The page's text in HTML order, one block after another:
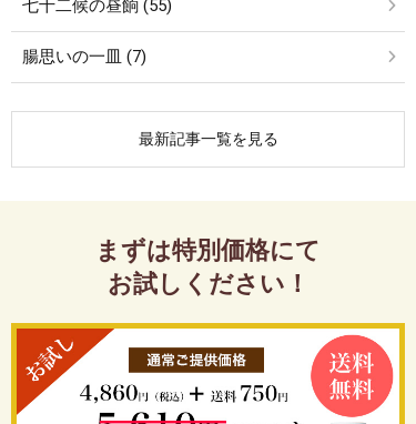
七十二候の昼餉 (55)
腸思いの一皿 (7)
最新記事一覧を見る
まずは特別価格にて
お試しください！